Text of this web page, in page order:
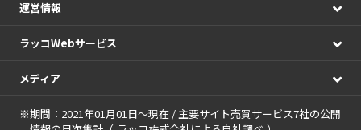
運営情報
ラッコWebサービス
メディア
※期間：2021年01月01日～現在 / 主要サイト売買サービス7社の公開